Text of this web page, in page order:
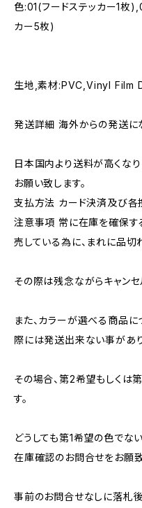
色:01(フードステッカー1枚
カー5枚)
生地,素材:PVC,Vinyl Film
発送詳細 海外からの発送に
日本国内より送料が高くな
お願い致します。
支払方法 カード決済及び各
注意事項 常に在庫を確保す
売している為に、まれに品切
その際は残念ながらキャンセ
また、カラーが選べる商品
際には発送出来ない事があり
その場合、第2希望もしくは
す。
どうしても第1希望の色でな
在庫確認のお問合せをお願致
事前のお問合せなしに落札